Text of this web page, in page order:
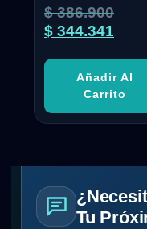
$386.900
$ 344.341
Añadir Al
Carrito
Tu